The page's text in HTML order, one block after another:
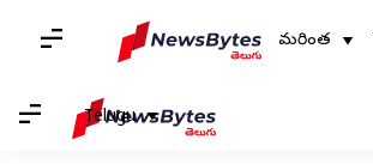
మరింత
Telugu